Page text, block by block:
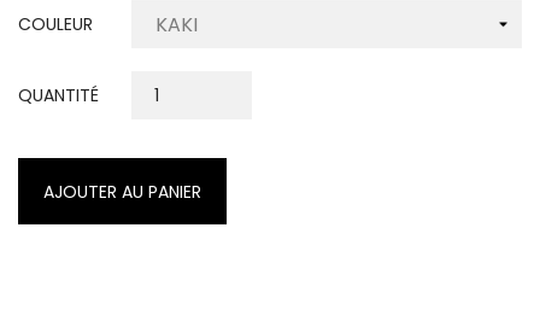
COULEUR
QUANTITÉ
AJOUTER AU PANIER